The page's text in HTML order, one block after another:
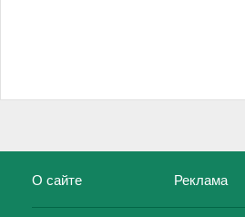
О сайте Реклама